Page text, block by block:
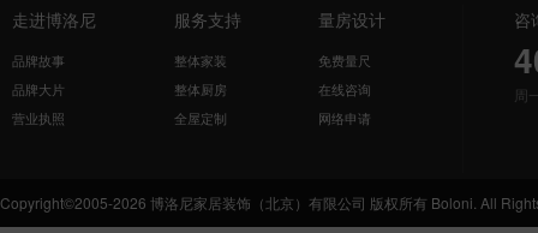
走进博洛尼
品牌故事
品牌大片
营业执照
服务支持
整体家装
整体厨房
全屋定制
量房设计
免费量尺
在线咨询
网络申请
咨
周
Copyright©2005-2026 博洛尼家居装饰（北京）有限公司 版权所有 Boloni. All